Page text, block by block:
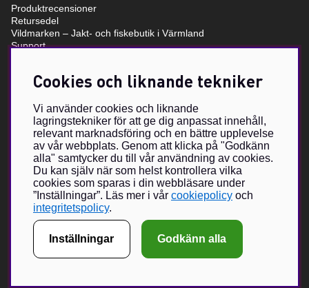
Produktrecensioner
Retursedel
Vildmarken – Jakt- och fiskebutik i Värmland
Support
Villkor & info
Om Vildmarken Brand Store
Vildmarkens egenutvecklade sortiment har växt under de senaste
åren och nu förverkligas visionen om Vildmarken Brand Store –
en unikt utformad butik, med unika produkter i fokus. Vildmarken
har ända sedan 2015 erbjudit våra läsare och följare att beställa
klädesplagg, kepsar och andra accessoarer.
Nätbutiken har vuxit sig mycket populär och med en fysisk butik
hoppas vi kunna bjuda på en ännu större upplevelse tillsammans
med ett urval Brand Partners inom jakt och friluftsliv.
Cookies och liknande tekniker
Vi använder cookies och liknande
lagringstekniker för att ge dig anpassat innehåll,
relevant marknadsföring och en bättre upplevelse
av vår webbplats. Genom att klicka på "Godkänn
alla" samtycker du till vår användning av cookies.
Du kan själv när som helst kontrollera vilka
cookies som sparas i din webbläsare under
”Inställningar”. Läs mer i vår cookiepolicy och
integritetspolicy.
Inställningar Godkänn alla